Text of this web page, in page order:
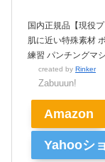
国内正規品【現役
肌に近い特殊素材
練習 パンチングマ
created by Rinker
Zabuuun!
Amazon
Yahooシ